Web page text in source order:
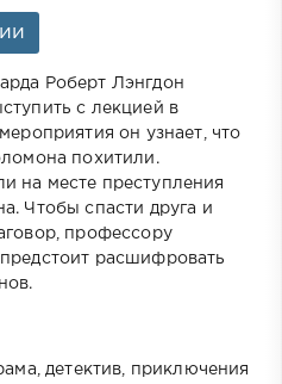
Роберт Лэнгдон
с лекцией в
он узнает, что
похитили.
на месте преступления
Чтобы спасти друга и
профессору
расшифровать
детектив, приключения